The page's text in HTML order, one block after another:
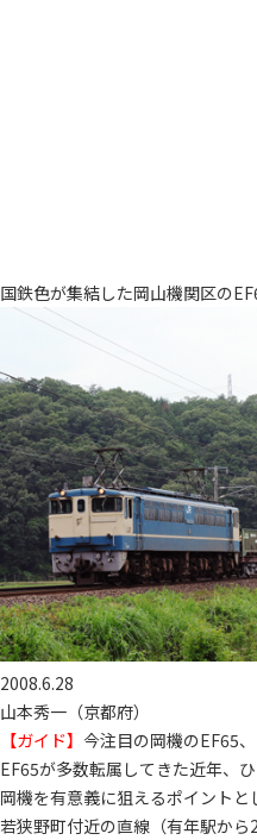
国鉄色が集結した岡山機関区の
2008.6.28
山本秀一（京都府）
【ガイド】 今注目の岡機のEF65
EF65が多数転属してきた近年、
岡機を有意義に狙えるポイント
若狭野町付近の直線（有年駅か